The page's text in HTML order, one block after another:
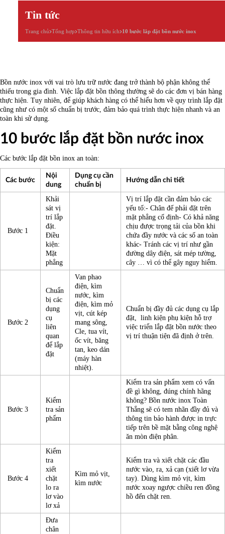
Tin tức
Trang chủ Tổng hợp Thông tin hữu ích 10 bước lắp đặt bồn nước inox
Bồn nước inox với vai trò lưu trữ nước đang trở thành bộ phận không thể
thiếu trong gia đình. Việc lắp đặt bồn thông thường sẽ do các đơn vị bán hàng
thực hiện. Tuy nhiên, để giúp khách hàng có thể hiểu hơn về quy trình lắp đặt
cũng như có một số chuẩn bị trước, đảm bảo quá trình thực hiện nhanh và an
toàn khi sử dụng.
10 bước lắp đặt bồn nước inox
Các bước lắp đặt bồn inox an toàn:
Các bước
Nội
dung
Dụng cụ cần
chuẩn bị
Hướng dẫn chi tiết
Bước 1
Khải
sát vị
trí lắp
đặt.
Điều
kiện:
Mặt
phẳng
Vị trí lắp đặt cần đảm bảo các
yếu tố:- Chân đế phải đặt trên
mặt phẳng cố định- Có khả năng
chịu được trọng tải của bồn khi
chứa đầy nước và các số an toàn
khác- Tránh các vị trí như gần
đường dây điện, sát mép tường,
cây … vì có thể gây nguy hiểm.
Bước 2
Chuẩn
bị các
dụng
cụ
liên
quan
để lắp
đặt
Van phao
điện, kìm
nước, kìm
điện, kìm mỏ
vịt, cút kép
mang sông,
Cle, tua vít,
ốc vít, băng
tan, keo dán
(máy hàn
nhiệt).
Chuẩn bị đầy đủ các dụng cụ lắp
đặt, linh kiện phụ kiện hỗ trợ
việc triển lắp đặt bồn nước theo
vị trí thuận tiện đã định ở trên.
Bước 3
Kiểm
tra sản
phẩm
Kiểm tra sản phẩm xem có vấn
đề gì không, đúng chính hãng
không? Bồn nước inox Toàn
Thắng sẽ có tem nhãn đầy đủ và
thông tin bảo hành được in trực
tiếp trên bề mặt bằng công nghệ
ăn mòn điện phân.
Bước 4
Kiểm
tra
xiết
chặt
lo ra
lơ vào
lơ xả
Kìm mỏ vịt,
kìm nước
Kiểm tra và xiết chặt các đầu
nước vào, ra, xả cạn (xiết lơ vừa
tay). Dùng kìm mỏ vịt, kìm
nước xoay ngược chiều ren đồng
hồ đến chặt ren.
Đưa
chân